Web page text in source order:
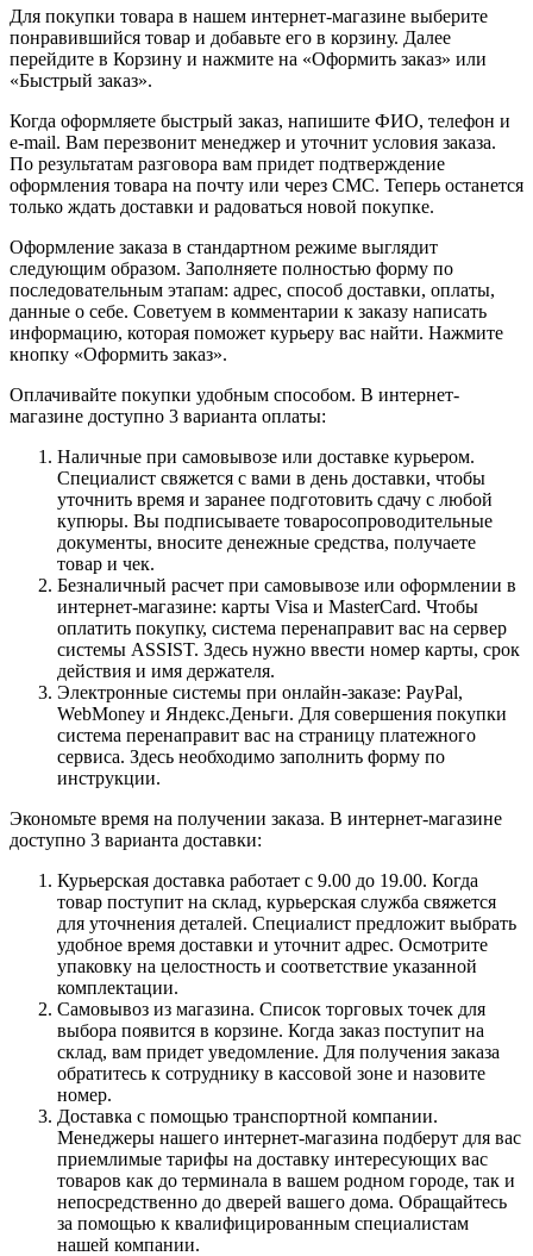
Для покупки товара в нашем интернет-магазине выберите
понравившийся товар и добавьте его в корзину. Далее
перейдите в Корзину и нажмите на «Оформить заказ» или
«Быстрый заказ».
Когда оформляете быстрый заказ, напишите ФИО, телефон и
e-mail. Вам перезвонит менеджер и уточнит условия заказа.
По результатам разговора вам придет подтверждение
оформления товара на почту или через СМС. Теперь останется
только ждать доставки и радоваться новой покупке.
Оформление заказа в стандартном режиме выглядит
следующим образом. Заполняете полностью форму по
последовательным этапам: адрес, способ доставки, оплаты,
данные о себе. Советуем в комментарии к заказу написать
информацию, которая поможет курьеру вас найти. Нажмите
кнопку «Оформить заказ».
Оплачивайте покупки удобным способом. В интернет-
магазине доступно 3 варианта оплаты:
Наличные при самовывозе или доставке курьером.
Специалист свяжется с вами в день доставки, чтобы
уточнить время и заранее подготовить сдачу с любой
купюры. Вы подписываете товаросопроводительные
документы, вносите денежные средства, получаете
товар и чек.
Безналичный расчет при самовывозе или оформлении в
интернет-магазине: карты Visa и MasterCard. Чтобы
оплатить покупку, система перенаправит вас на сервер
системы ASSIST. Здесь нужно ввести номер карты, срок
действия и имя держателя.
Электронные системы при онлайн-заказе: PayPal,
WebMoney и Яндекс.Деньги. Для совершения покупки
система перенаправит вас на страницу платежного
сервиса. Здесь необходимо заполнить форму по
инструкции.
Экономьте время на получении заказа. В интернет-магазине
доступно 3 варианта доставки:
Курьерская доставка работает с 9.00 до 19.00. Когда
товар поступит на склад, курьерская служба свяжется
для уточнения деталей. Специалист предложит выбрать
удобное время доставки и уточнит адрес. Осмотрите
упаковку на целостность и соответствие указанной
комплектации.
Самовывоз из магазина. Список торговых точек для
выбора появится в корзине. Когда заказ поступит на
склад, вам придет уведомление. Для получения заказа
обратитесь к сотруднику в кассовой зоне и назовите
номер.
Доставка с помощью транспортной компании.
Менеджеры нашего интернет-магазина подберут для вас
приемлимые тарифы на доставку интересующих вас
товаров как до терминала в вашем родном городе, так и
непосредственно до дверей вашего дома. Обращайтесь
за помощью к квалифицированным специалистам
нашей компании.